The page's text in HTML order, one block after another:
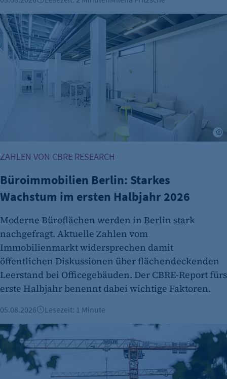
Büroimmobilien Berlin: Starkes Wachstum im ersten
ZAHLEN VON CBRE RESEARCH
Büroimmobilien Berlin: Starkes
Wachstum im ersten Halbjahr 2026
Moderne Büroflächen werden in Berlin stark
nachgefragt. Aktuelle Zahlen vom
Immobilienmarkt widersprechen damit
öffentlichen Diskussionen über flächendeckenden
Leerstand bei Officegebäuden. Der CBRE-Report fürs
erste Halbjahr benennt dabei wichtige Faktoren.
05.08.2026 Lesezeit: 1 Minute
Berliner Immobilienmarkt 2025: Mehr Verkäufe und stabile